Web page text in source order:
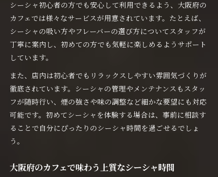
シーシャ初心者の方でも安心して利用できるよう、大阪府の
カフェでは様々なサービスが用意されています。たとえば、
シーシャの吸い方やフレーバーの選び方についてスタッフが
丁寧に案内し、初めての方でも気軽に楽しめるようサポート
しています。
また、店内は初心者でもリラックスしやすい雰囲気づくりが
徹底されています。シーシャの管理やメンテナンスもスタッ
フが随時行い、煙の強さや味の調整など細かな要望にも対応
可能です。初めてシーシャを体験する場合は、事前に相談す
ることで自分にぴったりのシーシャ時間を過ごせるでしょ
う。
大阪府のカフェで味わう上質なシーシャ時間